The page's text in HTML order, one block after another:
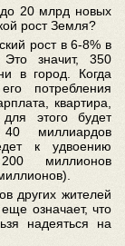
20 млрд новых
рост Земля?
рост в 6-8% в
значит, 350
в город. Когда
потребления
квартира,
этого будет
миллиардов
к удвоению
миллионов
других жителей
означает, что
надеяться на